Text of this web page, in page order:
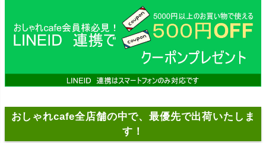
おしゃれcafe全店舗の中で、最優先で出荷いたしま
す！